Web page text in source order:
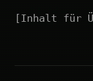
[Inhalt für